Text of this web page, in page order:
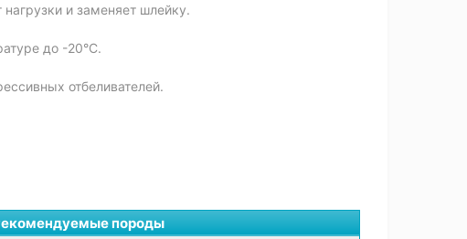
и заменяет шлейку.
до -20°C.
отбеливателей.
породы